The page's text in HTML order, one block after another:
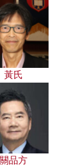
黃氏
關品方